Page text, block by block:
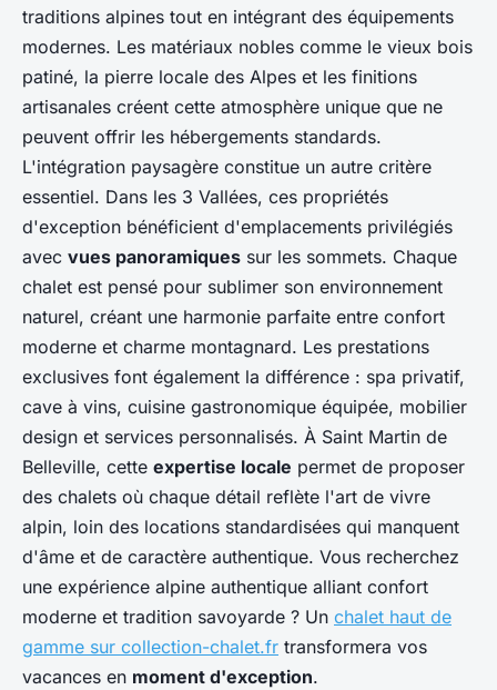
traditions alpines tout en intégrant des équipements
modernes. Les matériaux nobles comme le vieux bois
patiné, la pierre locale des Alpes et les finitions
artisanales créent cette atmosphère unique que ne
peuvent offrir les hébergements standards.
L'intégration paysagère constitue un autre critère
essentiel. Dans les 3 Vallées, ces propriétés
d'exception bénéficient d'emplacements privilégiés
avec vues panoramiques sur les sommets. Chaque
chalet est pensé pour sublimer son environnement
naturel, créant une harmonie parfaite entre confort
moderne et charme montagnard. Les prestations
exclusives font également la différence : spa privatif,
cave à vins, cuisine gastronomique équipée, mobilier
design et services personnalisés. À Saint Martin de
Belleville, cette expertise locale permet de proposer
des chalets où chaque détail reflète l'art de vivre
alpin, loin des locations standardisées qui manquent
d'âme et de caractère authentique. Vous recherchez
une expérience alpine authentique alliant confort
moderne et tradition savoyarde ? Un chalet haut de
gamme sur collection-chalet.fr transformera vos
vacances en moment d'exception.